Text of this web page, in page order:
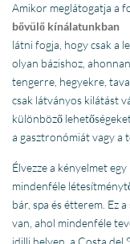
Amikor meglátogatja a
bővülő kínálatunkban
látni fogja, hogy csak a
olyan bázishoz,
tengerre, hegyekre,
csak látványos kilátást
különböző
a gasztronómiát vagy a
Élvezze a kényelmet
mindenféle
bár, spa és étterem. Ez
van, ahol mindenféle
idilli helyen, a Costa del